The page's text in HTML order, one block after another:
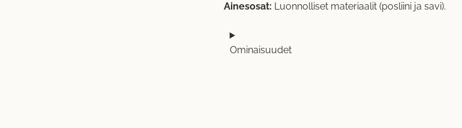
Ainesosat: Luonnolliset materiaalit (posliini ja savi).
Ominaisuudet